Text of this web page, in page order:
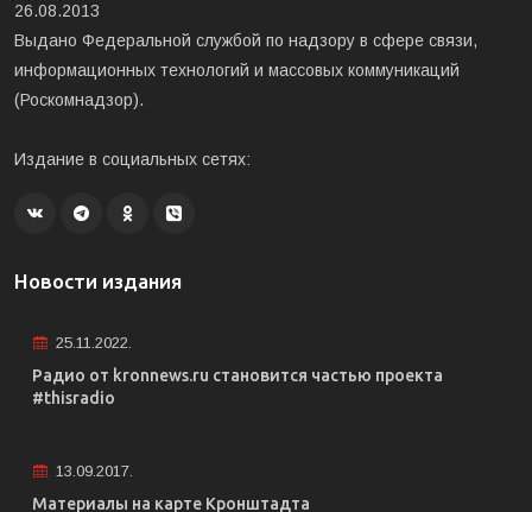
26.08.2013
Выдано Федеральной службой по надзору в сфере связи,
информационных технологий и массовых коммуникаций
(Роскомнадзор).
Издание в социальных сетях:
Новости издания
25.11.2022.
Радио от kronnews.ru становится частью проекта
#thisradio
13.09.2017.
Материалы на карте Кронштадта